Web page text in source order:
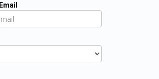
Email